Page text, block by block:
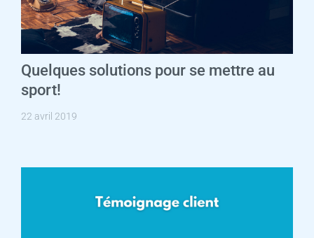
Quelques solutions pour se mettre au
sport!
22 avril 2019